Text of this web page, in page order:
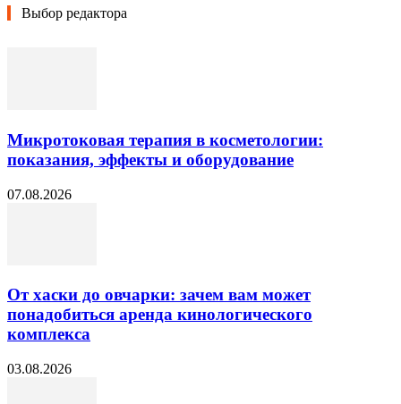
Выбор редактора
Микротоковая терапия в косметологии:
показания, эффекты и оборудование
07.08.2026
От хаски до овчарки: зачем вам может
понадобиться аренда кинологического
комплекса
03.08.2026